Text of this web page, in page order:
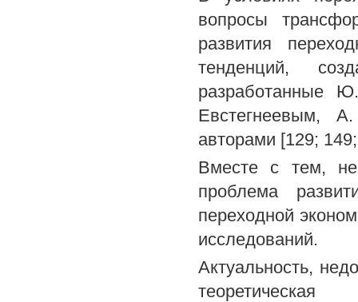
вопросы
развития
тенденций,
разработанные
Евстегнеевым,
авторами [129;
Вместе с тем,
проблема
переходной
исследований.
Актуальность,